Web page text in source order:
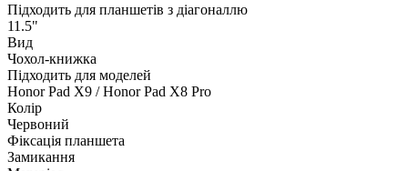
Підходить для планшетів з діагоналлю
11.5"
Вид
Чохол-книжка
Підходить для моделей
Honor Pad X9 / Honor Pad X8 Pro
Колір
Червоний
Фіксація планшета
Замикання